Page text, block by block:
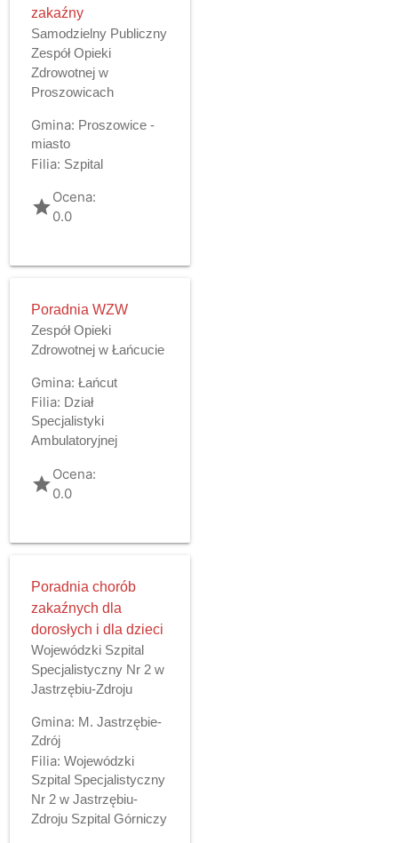
zakaźny
Samodzielny Publiczny
Zespół Opieki
Zdrowotnej w
Proszowicach
Gmina: Proszowice -
miasto
Filia: Szpital
gradeOcena:
0.0
Poradnia WZW
Zespół Opieki
Zdrowotnej w Łańcucie
Gmina: Łańcut
Filia: Dział
Specjalistyki
Ambulatoryjnej
gradeOcena:
0.0
Poradnia chorób
zakaźnych dla
dorosłych i dla dzieci
Wojewódzki Szpital
Specjalistyczny Nr 2 w
Jastrzębiu-Zdroju
Gmina: M. Jastrzębie-
Zdrój
Filia: Wojewódzki
Szpital Specjalistyczny
Nr 2 w Jastrzębiu-
Zdroju Szpital Górniczy